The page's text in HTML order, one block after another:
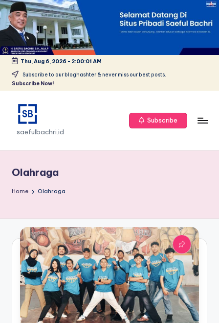
Skip
to
content
Thu, Aug 6, 2026 - 2:00:01 AM
Subscribe to our bloghashter & never miss our best posts.
Subscribe Now!
saefulbachri.id
Subscribe
Olahraga
Home Olahraga